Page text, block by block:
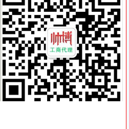
花溪区人民公众信息网·文件·区人民办公室
西安经开区金融办领导一行莅临人众金服
韩国EXAX公司投资3000万元在绵经开区
经开区园区办：为园区企业职工子女解决
永州市优化办调研永州经开区服务园区企
【在西安经开区注册公司,到哪儿办理手续
蔡开办发〔2015〕11号|蔡家坡经开区管委
郑州经开区代办公司注册多少钱-商务服务
经开区举办“民营企业招聘周”招聘会_河北
经开区管委会办公室2014年度重点工作
双桥经开区管委会办公室关于成立双桥经